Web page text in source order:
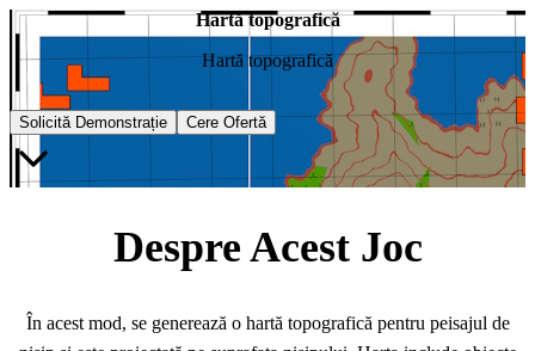
Hartă topografică
Hartă topografică
Solicită Demonstrație Cere Ofertă
Despre Acest Joc
În acest mod, se generează o hartă topografică pentru peisajul de